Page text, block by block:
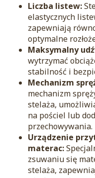
Liczba listew:
elastycznych
zapewniają
optymalne
Maksymalny
wytrzymać
stabilność i
Mechanizm
mechanizm
stelaża,
na pościel lub
przechowywania.
Urządzenie
materac:
zsuwaniu się
stelaża,